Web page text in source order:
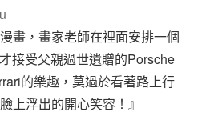
畫，畫家老師在裡面安排一個
接受父親過世遺贈的Porsche
的樂趣，莫過於看著路上行
上浮出的開心笑容！』